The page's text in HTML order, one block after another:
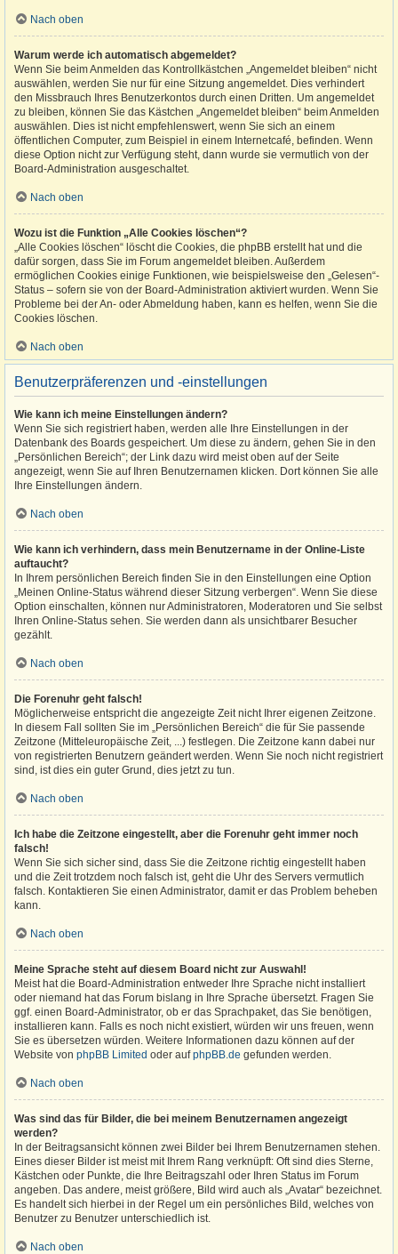
Nach oben
Warum werde ich automatisch abgemeldet?
Wenn Sie beim Anmelden das Kontrollkästchen „Angemeldet bleiben“ nicht
auswählen, werden Sie nur für eine Sitzung angemeldet. Dies verhindert
den Missbrauch Ihres Benutzerkontos durch einen Dritten. Um angemeldet
zu bleiben, können Sie das Kästchen „Angemeldet bleiben“ beim Anmelden
auswählen. Dies ist nicht empfehlenswert, wenn Sie sich an einem
öffentlichen Computer, zum Beispiel in einem Internetcafé, befinden. Wenn
diese Option nicht zur Verfügung steht, dann wurde sie vermutlich von der
Board-Administration ausgeschaltet.
Nach oben
Wozu ist die Funktion „Alle Cookies löschen“?
„Alle Cookies löschen“ löscht die Cookies, die phpBB erstellt hat und die
dafür sorgen, dass Sie im Forum angemeldet bleiben. Außerdem
ermöglichen Cookies einige Funktionen, wie beispielsweise den „Gelesen“-
Status – sofern sie von der Board-Administration aktiviert wurden. Wenn Sie
Probleme bei der An- oder Abmeldung haben, kann es helfen, wenn Sie die
Cookies löschen.
Nach oben
Benutzerpräferenzen und -einstellungen
Wie kann ich meine Einstellungen ändern?
Wenn Sie sich registriert haben, werden alle Ihre Einstellungen in der
Datenbank des Boards gespeichert. Um diese zu ändern, gehen Sie in den
„Persönlichen Bereich“; der Link dazu wird meist oben auf der Seite
angezeigt, wenn Sie auf Ihren Benutzernamen klicken. Dort können Sie alle
Ihre Einstellungen ändern.
Nach oben
Wie kann ich verhindern, dass mein Benutzername in der Online-Liste
auftaucht?
In Ihrem persönlichen Bereich finden Sie in den Einstellungen eine Option
„Meinen Online-Status während dieser Sitzung verbergen“. Wenn Sie diese
Option einschalten, können nur Administratoren, Moderatoren und Sie selbst
Ihren Online-Status sehen. Sie werden dann als unsichtbarer Besucher
gezählt.
Nach oben
Die Forenuhr geht falsch!
Möglicherweise entspricht die angezeigte Zeit nicht Ihrer eigenen Zeitzone.
In diesem Fall sollten Sie im „Persönlichen Bereich“ die für Sie passende
Zeitzone (Mitteleuropäische Zeit, ...) festlegen. Die Zeitzone kann dabei nur
von registrierten Benutzern geändert werden. Wenn Sie noch nicht registriert
sind, ist dies ein guter Grund, dies jetzt zu tun.
Nach oben
Ich habe die Zeitzone eingestellt, aber die Forenuhr geht immer noch
falsch!
Wenn Sie sich sicher sind, dass Sie die Zeitzone richtig eingestellt haben
und die Zeit trotzdem noch falsch ist, geht die Uhr des Servers vermutlich
falsch. Kontaktieren Sie einen Administrator, damit er das Problem beheben
kann.
Nach oben
Meine Sprache steht auf diesem Board nicht zur Auswahl!
Meist hat die Board-Administration entweder Ihre Sprache nicht installiert
oder niemand hat das Forum bislang in Ihre Sprache übersetzt. Fragen Sie
ggf. einen Board-Administrator, ob er das Sprachpaket, das Sie benötigen,
installieren kann. Falls es noch nicht existiert, würden wir uns freuen, wenn
Sie es übersetzen würden. Weitere Informationen dazu können auf der
Website von phpBB Limited oder aufphpBB.de gefunden werden.
Nach oben
Was sind das für Bilder, die bei meinem Benutzernamen angezeigt
werden?
In der Beitragsansicht können zwei Bilder bei Ihrem Benutzernamen stehen.
Eines dieser Bilder ist meist mit Ihrem Rang verknüpft: Oft sind dies Sterne,
Kästchen oder Punkte, die Ihre Beitragszahl oder Ihren Status im Forum
angeben. Das andere, meist größere, Bild wird auch als „Avatar“ bezeichnet.
Es handelt sich hierbei in der Regel um ein persönliches Bild, welches von
Benutzer zu Benutzer unterschiedlich ist.
Nach oben